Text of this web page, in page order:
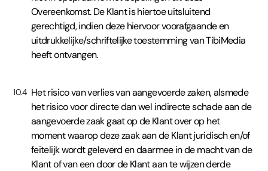
Overeenkomst. De Klant is hiertoe uitsluitend
gerechtigd, indien deze hiervoor voorafgaande en
uitdrukkelijke/schriftelijke toestemming van TibiMedia
heeft ontvangen.
10.4 Het risico van verlies van aangevoerde zaken, alsmede
het risico voor directe dan wel indirecte schade aan de
aangevoerde zaak gaat op de Klant over op het
moment waarop deze zaak aan de Klant juridisch en/of
feitelijk wordt geleverd en daarmee in de macht van de
Klant of van een door de Klant aan te wijzen derde